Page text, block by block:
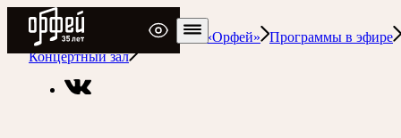
Радио Орфей
Радио классической музыки «Орфей»
Программы в эфире
Концертный зал